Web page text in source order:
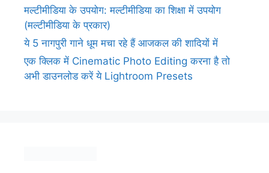
मल्टीमीडिया के उपयोग: मल्टीमीडिया का शिक्षा में उपयोग
(मल्टीमीडिया के प्रकार)
ये 5 नागपुरी गाने धूम मचा रहे हैं आजकल की शादियों में
एक क्लिक में Cinematic Photo Editing करना है तो
अभी डाउनलोड करें ये Lightroom Presets